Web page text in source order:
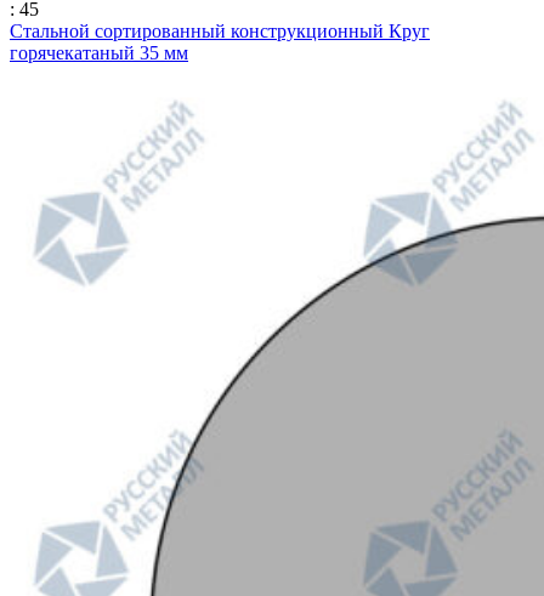
: 45
Стальной сортированный конструкционный Круг
горячекатаный 35 мм